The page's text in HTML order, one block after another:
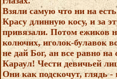
Взяли самую что ни на
Красу длинную косу, и за
привязали. Потом ежиков
колючих, иголок-булавок
не дай Бог, ан все равно
Караул! Чести девичьей
Они как подскочут, глядь